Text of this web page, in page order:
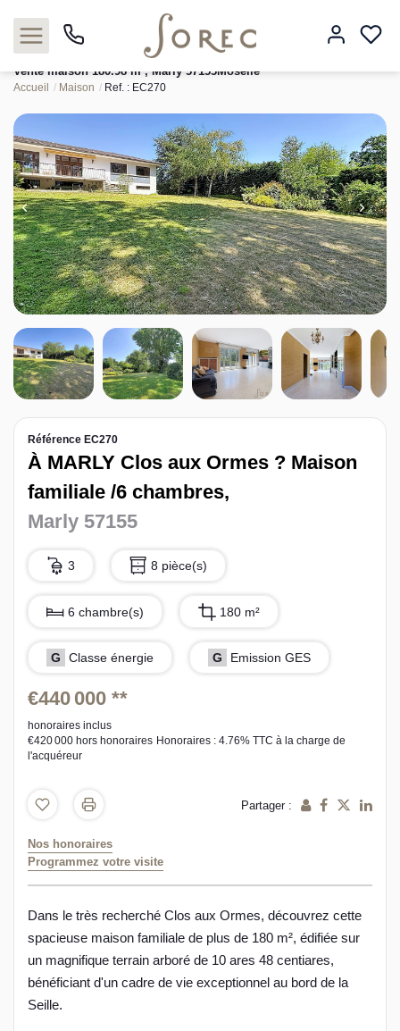
Acheter
Louer
Estimer
Neuf
Gestion
Syndic
L’équipe sorec
Recrutement
Vente maison 180.98 m², Marly 57155Moselle
Accueil Maison Ref. : EC270
Référence EC270
À MARLY Clos aux Ormes ? Maison
familiale /6 chambres,
Marly 57155
3 8 pièce(s)
6 chambre(s) 180 m²
G Classe énergie G Emission GES
€440 000 **
honoraires inclus
€420 000 hors honoraires Honoraires : 4.76% TTC à la charge de
l'acquéreur
Partager :
Nos honoraires
Programmez votre visite
Dans le très recherché Clos aux Ormes, découvrez cette
spacieuse maison familiale de plus de 180 m², édifiée sur
un magnifique terrain arboré de 10 ares 48 centiares,
bénéficiant d'un cadre de vie exceptionnel au bord de la
Seille.